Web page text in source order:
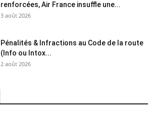
renforcées, Air France insuffle une...
3 août 2026
Pénalités & Infractions au Code de la route
(Info ou Intox...
2 août 2026